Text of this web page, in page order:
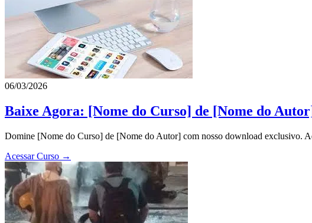
06/03/2026
Baixe Agora: [Nome do Curso] de [Nome do
Domine [Nome do Curso] de [Nome do Autor] com nosso download exclusivo.
Acessar Curso →